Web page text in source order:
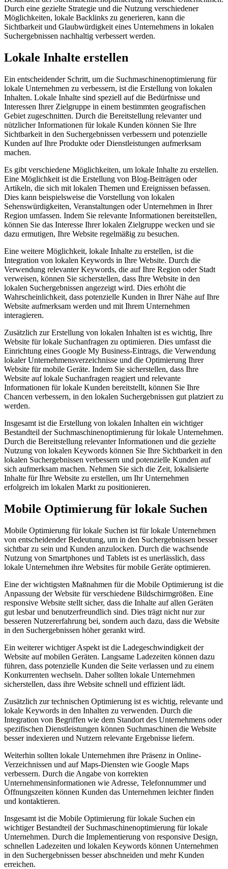
Durch eine gezielte Strategie und die Nutzung verschiedener
Möglichkeiten, lokale Backlinks zu generieren, kann die
Sichtbarkeit und Glaubwürdigkeit eines Unternehmens in lokalen
Suchergebnissen nachhaltig verbessert werden.
Lokale Inhalte erstellen
Ein entscheidender Schritt, um die Suchmaschinenoptimierung für
lokale Unternehmen zu verbessern, ist die Erstellung von lokalen
Inhalten. Lokale Inhalte sind speziell auf die Bedürfnisse und
Interessen Ihrer Zielgruppe in einem bestimmten geografischen
Gebiet zugeschnitten. Durch die Bereitstellung relevanter und
nützlicher Informationen für lokale Kunden können Sie Ihre
Sichtbarkeit in den Suchergebnissen verbessern und potenzielle
Kunden auf Ihre Produkte oder Dienstleistungen aufmerksam
machen.
Es gibt verschiedene Möglichkeiten, um lokale Inhalte zu erstellen.
Eine Möglichkeit ist die Erstellung von Blog-Beiträgen oder
Artikeln, die sich mit lokalen Themen und Ereignissen befassen.
Dies kann beispielsweise die Vorstellung von lokalen
Sehenswürdigkeiten, Veranstaltungen oder Unternehmen in Ihrer
Region umfassen. Indem Sie relevante Informationen bereitstellen,
können Sie das Interesse Ihrer lokalen Zielgruppe wecken und sie
dazu ermutigen, Ihre Website regelmäßig zu besuchen.
Eine weitere Möglichkeit, lokale Inhalte zu erstellen, ist die
Integration von lokalen Keywords in Ihre Website. Durch die
Verwendung relevanter Keywords, die auf Ihre Region oder Stadt
verweisen, können Sie sicherstellen, dass Ihre Website in den
lokalen Suchergebnissen angezeigt wird. Dies erhöht die
Wahrscheinlichkeit, dass potenzielle Kunden in Ihrer Nähe auf Ihre
Website aufmerksam werden und mit Ihrem Unternehmen
interagieren.
Zusätzlich zur Erstellung von lokalen Inhalten ist es wichtig, Ihre
Website für lokale Suchanfragen zu optimieren. Dies umfasst die
Einrichtung eines Google My Business-Eintrags, die Verwendung
lokaler Unternehmensverzeichnisse und die Optimierung Ihrer
Website für mobile Geräte. Indem Sie sicherstellen, dass Ihre
Website auf lokale Suchanfragen reagiert und relevante
Informationen für lokale Kunden bereitstellt, können Sie Ihre
Chancen verbessern, in den lokalen Suchergebnissen gut platziert zu
werden.
Insgesamt ist die Erstellung von lokalen Inhalten ein wichtiger
Bestandteil der Suchmaschinenoptimierung für lokale Unternehmen.
Durch die Bereitstellung relevanter Informationen und die gezielte
Nutzung von lokalen Keywords können Sie Ihre Sichtbarkeit in den
lokalen Suchergebnissen verbessern und potenzielle Kunden auf
sich aufmerksam machen. Nehmen Sie sich die Zeit, lokalisierte
Inhalte für Ihre Website zu erstellen, um Ihr Unternehmen
erfolgreich im lokalen Markt zu positionieren.
Mobile Optimierung für lokale Suchen
Mobile Optimierung für lokale Suchen ist für lokale Unternehmen
von entscheidender Bedeutung, um in den Suchergebnissen besser
sichtbar zu sein und Kunden anzulocken. Durch die wachsende
Nutzung von Smartphones und Tablets ist es unerlässlich, dass
lokale Unternehmen ihre Websites für mobile Geräte optimieren.
Eine der wichtigsten Maßnahmen für die Mobile Optimierung ist die
Anpassung der Website für verschiedene Bildschirmgrößen. Eine
responsive Website stellt sicher, dass die Inhalte auf allen Geräten
gut lesbar und benutzerfreundlich sind. Dies trägt nicht nur zur
besseren Nutzererfahrung bei, sondern auch dazu, dass die Website
in den Suchergebnissen höher gerankt wird.
Ein weiterer wichtiger Aspekt ist die Ladegeschwindigkeit der
Website auf mobilen Geräten. Langsame Ladezeiten können dazu
führen, dass potenzielle Kunden die Seite verlassen und zu einem
Konkurrenten wechseln. Daher sollten lokale Unternehmen
sicherstellen, dass ihre Website schnell und effizient lädt.
Zusätzlich zur technischen Optimierung ist es wichtig, relevante und
lokale Keywords in den Inhalten zu verwenden. Durch die
Integration von Begriffen wie dem Standort des Unternehmens oder
spezifischen Dienstleistungen können Suchmaschinen die Website
besser indexieren und Nutzern relevante Ergebnisse liefern.
Weiterhin sollten lokale Unternehmen ihre Präsenz in Online-
Verzeichnissen und auf Maps-Diensten wie Google Maps
verbessern. Durch die Angabe von korrekten
Unternehmensinformationen wie Adresse, Telefonnummer und
Öffnungszeiten können Kunden das Unternehmen leichter finden
und kontaktieren.
Insgesamt ist die Mobile Optimierung für lokale Suchen ein
wichtiger Bestandteil der Suchmaschinenoptimierung für lokale
Unternehmen. Durch die Implementierung von responsive Design,
schnellen Ladezeiten und lokalen Keywords können Unternehmen
in den Suchergebnissen besser abschneiden und mehr Kunden
erreichen.